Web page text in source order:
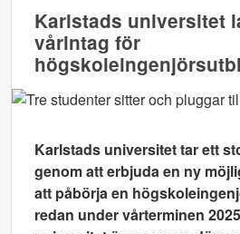
Karlstads universitet
vårintag för
Karlstads universitet tar ett
genom att erbjuda en ny
att påbörja en
redan under vårterminen